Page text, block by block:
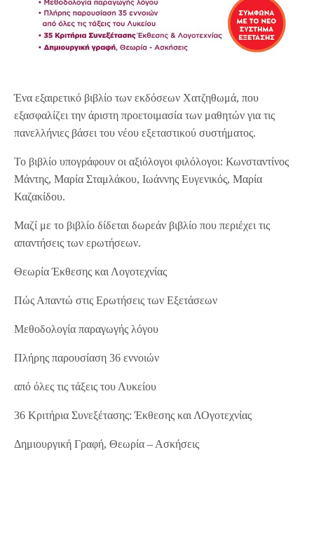
Ένα εξαιρετικό βιβλίο των εκδόσεων Χατζηθωμά, που
εξασφαλίζει την άριστη προετοιμασία των μαθητών για τις
πανελλήνιες βάσει του νέου εξεταστικού συστήματος.
Το βιβλίο υπογράφουν οι αξιόλογοι φιλόλογοι: Κωνσταντίνος
Μάντης, Μαρία Σταμλάκου, Ιωάννης Ευγενικός, Μαρία
Καζακίδου.
Μαζί με το βιβλίο δίδεται δωρεάν βιβλίο που περιέχει τις
απαντήσεις των ερωτήσεων.
Θεωρία Έκθεσης και Λογοτεχνίας
Πώς Απαντώ στις Ερωτήσεις των Εξετάσεων
Μεθοδολογία παραγωγής λόγου
Πλήρης παρουσίαση 36 εννοιών
από όλες τις τάξεις του Λυκείου
36 Κριτήρια Συνεξέτασης: Έκθεσης και ΛΟγοτεχνίας
Δημιουργική Γραφή, Θεωρία – Ασκήσεις